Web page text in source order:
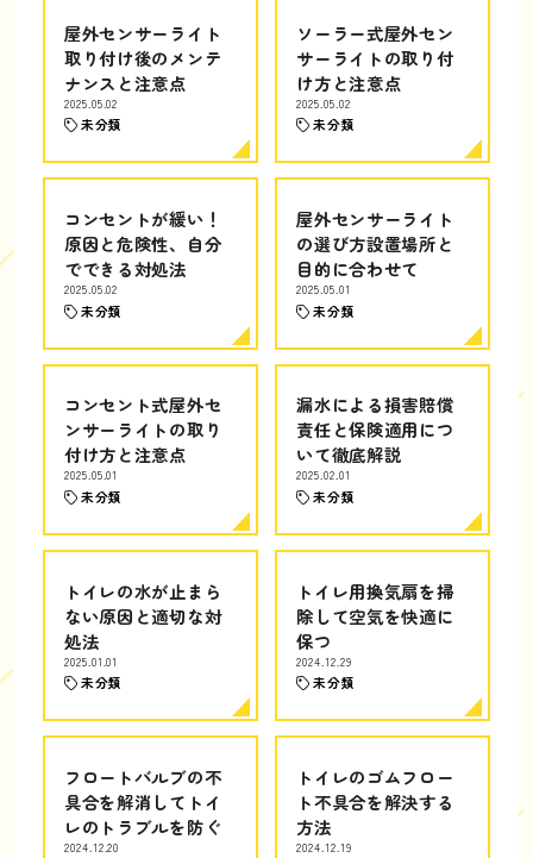
屋外センサーライト
取り付け後のメンテ
ナンスと注意点
2025.05.02
未分類
ソーラー式屋外セン
サーライトの取り付
け方と注意点
2025.05.02
未分類
コンセントが緩い！
原因と危険性、自分
でできる対処法
2025.05.02
未分類
屋外センサーライト
の選び方設置場所と
目的に合わせて
2025.05.01
未分類
コンセント式屋外セ
ンサーライトの取り
付け方と注意点
2025.05.01
未分類
漏水による損害賠償
責任と保険適用につ
いて徹底解説
2025.02.01
未分類
トイレの水が止まら
ない原因と適切な対
処法
2025.01.01
未分類
トイレ用換気扇を掃
除して空気を快適に
保つ
2024.12.29
未分類
フロートバルブの不
具合を解消してトイ
レのトラブルを防ぐ
2024.12.20
トイレのゴムフロー
ト不具合を解決する
方法
2024.12.19